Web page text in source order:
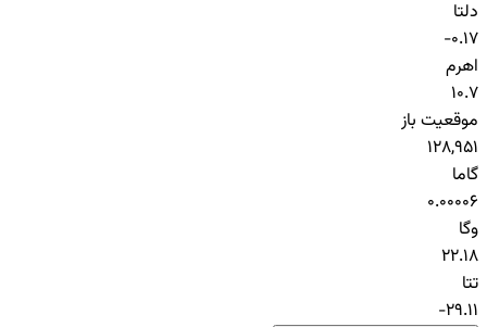
دلتا
-0.17
اهرم
10.7
موقعیت باز
128,951
گاما
0.00006
وگا
22.18
تتا
-29.11